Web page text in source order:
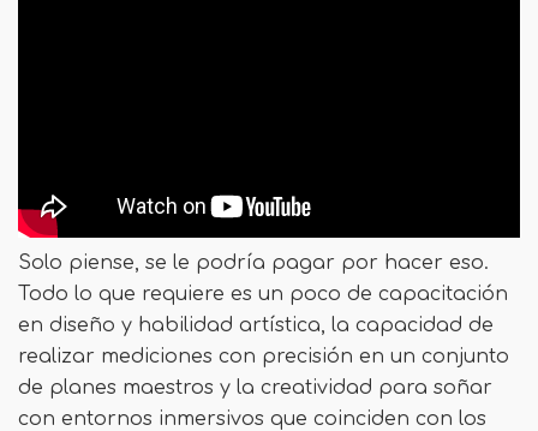
Solo piense, se le podría pagar por hacer eso.
Todo lo que requiere es un poco de capacitación
en diseño y habilidad artística, la capacidad de
realizar mediciones con precisión en un conjunto
de planes maestros y la creatividad para soñar
con entornos inmersivos que coinciden con los